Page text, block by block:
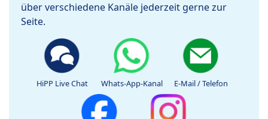
über verschiedene Kanäle jederzeit gerne zur
Seite.
HiPP Live Chat Whats-App-Kanal E-Mail / Telefon